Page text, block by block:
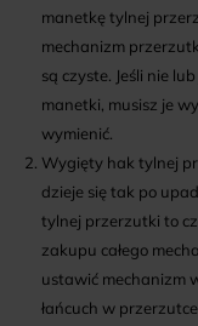
manetkę tylnej
mechanizm
są czyste. Jeśli nie
manetki, musisz je
wymienić.
Wygięty hak tylnej
dzieje się tak po
tylnej przerzutki to
zakupu całego
ustawić mechanizm
łańcuch w